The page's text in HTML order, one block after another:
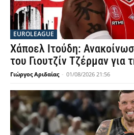
EUROLEAGUE
Χάποελ Ιτούδη:
του Γιουτζίν Τζέρμαν για
Γιώργος Αριδαίας - 01/08/2026 21:56